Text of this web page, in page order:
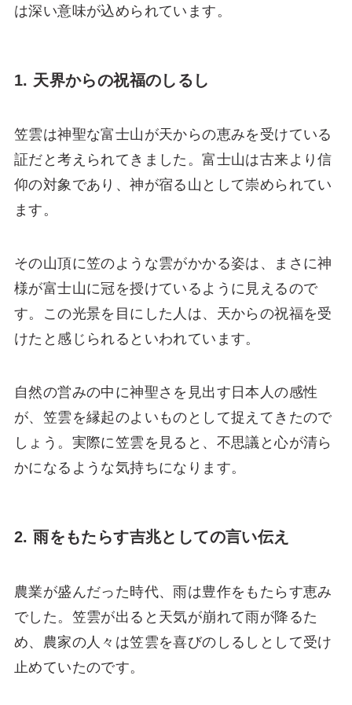
は深い意味が込められています。
1. 天界からの祝福のしるし
笠雲は神聖な富士山が天からの恵みを受けている
証だと考えられてきました。富士山は古来より信
仰の対象であり、神が宿る山として崇められてい
ます。
その山頂に笠のような雲がかかる姿は、まさに神
様が富士山に冠を授けているように見えるので
す。この光景を目にした人は、天からの祝福を受
けたと感じられるといわれています。
自然の営みの中に神聖さを見出す日本人の感性
が、笠雲を縁起のよいものとして捉えてきたので
しょう。実際に笠雲を見ると、不思議と心が清ら
かになるような気持ちになります。
2. 雨をもたらす吉兆としての言い伝え
農業が盛んだった時代、雨は豊作をもたらす恵み
でした。笠雲が出ると天気が崩れて雨が降るた
め、農家の人々は笠雲を喜びのしるしとして受け
止めていたのです。